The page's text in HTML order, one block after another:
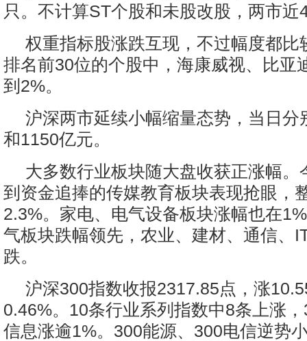
只。不计算ST个股和未股改股，两市近
权重指标股涨跌互现，不过幅度都比
排名前30位的个股中，海康威视、比亚
到2%。
沪深两市延续小幅缩量态势，当日分
和1150亿元。
大多数行业板块随大盘收获正涨幅。
到资金追捧的传媒教育板块表现抢眼，
2.3%。家电、电气设备板块涨幅也在
气板块跌幅领先，农业、建材、通信、
跌。
沪深300指数收报2317.85点，涨
0.46%。10条行业系列指数中8条上涨
信息涨逾1%。300能源、300电信逆势